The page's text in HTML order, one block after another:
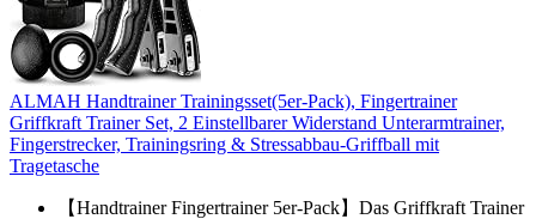
ALMAH Handtrainer Trainingsset(5er-Pack), Fingertrainer
Griffkraft Trainer Set, 2 Einstellbarer Widerstand Unterarmtrainer,
Fingerstrecker, Trainingsring & Stressabbau-Griffball mit
Tragetasche
【Handtrainer Fingertrainer 5er-Pack】Das Griffkraft Trainer